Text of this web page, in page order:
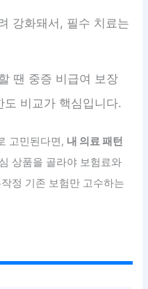
강화돼서, 필수 치료는
땐 중증 비급여 보장
도 비교가 핵심입니다.
고민된다면, 내 의료 패턴
상품을 골라야 보험료와
정 기존 보험만 고수하는